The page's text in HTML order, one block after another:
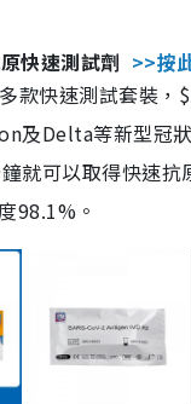
快速測試劑 >>按
款快速測試套裝，
及Delta等新型冠
就可以取得快速抗
98.1%。